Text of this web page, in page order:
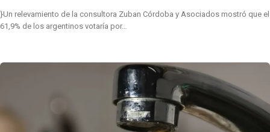
}Un relevamiento de la consultora Zuban Córdoba y Asociados mostró que el
61,9% de los argentinos votaría por…